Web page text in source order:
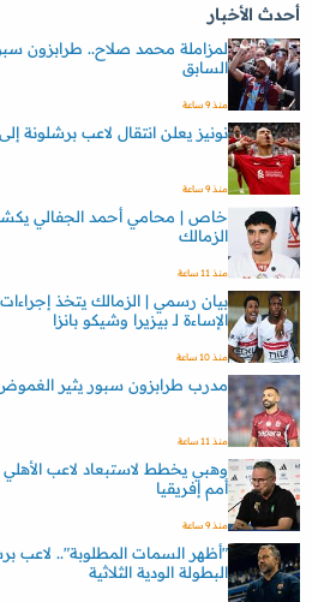
أحدث الأخبار
لمزاملة محمد صلاح.. طرابزون
السابق
منذ 9 ساعة
نونيز يعلن انتقال لاعب برشلونة
منذ 9 ساعة
خاص | محامي أحمد الجفالي
الزمالك
منذ 11 ساعة
بيان رسمي | الزمالك يتخذ
الإساءة لـ بيزيرا وشيكو بانزا
منذ 10 ساعة
مدرب طرابزون سبور يثير
منذ 11 ساعة
وهبي يخطط لاستبعاد لاعب
أمم إفريقيا
منذ 9 ساعة
"أظهر السمات المطلوبة".. لاعب
البطولة الودية الثلاثية